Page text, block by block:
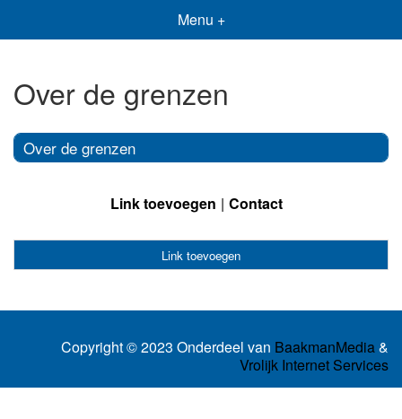
Menu +
Over de grenzen
Over de grenzen
Link toevoegen Contact
Link toevoegen
Copyright © 2023 Onderdeel van BaakmanMedia&
Vrolijk Internet Services